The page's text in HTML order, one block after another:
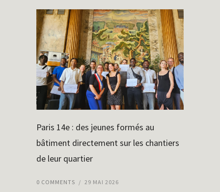
Paris 14e : des jeunes formés au
bâtiment directement sur les chantiers
de leur quartier
0 COMMENTS / 29 MAI 2026